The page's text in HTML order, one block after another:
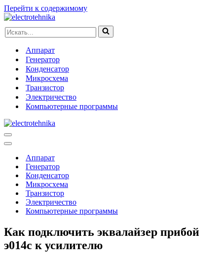
Перейти к содержимому
Искать...
Аппарат
Генератор
Конденсатор
Микросхема
Транзистор
Электричество
Компьютерные программы
Меню
навигации
Меню
навигацииАппарат
Генератор
Конденсатор
Микросхема
Транзистор
Электричество
Компьютерные программы
Как подключить эквалайзер прибой
э014с к усилителю